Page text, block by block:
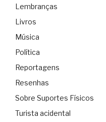
Lembranças
Livros
Música
Política
Reportagens
Resenhas
Sobre Suportes Físicos
Turista acidental